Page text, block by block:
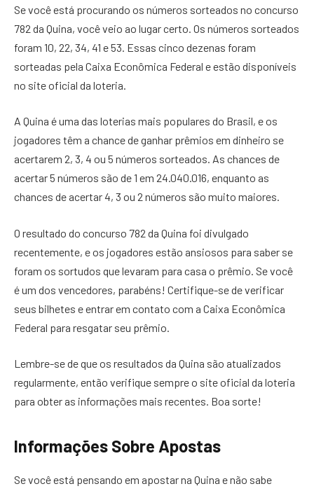
Se você está procurando os números sorteados no concurso
782 da Quina, você veio ao lugar certo. Os números sorteados
foram 10, 22, 34, 41 e 53. Essas cinco dezenas foram
sorteadas pela Caixa Econômica Federal e estão disponíveis
no site oficial da loteria.
A Quina é uma das loterias mais populares do Brasil, e os
jogadores têm a chance de ganhar prêmios em dinheiro se
acertarem 2, 3, 4 ou 5 números sorteados. As chances de
acertar 5 números são de 1 em 24.040.016, enquanto as
chances de acertar 4, 3 ou 2 números são muito maiores.
O resultado do concurso 782 da Quina foi divulgado
recentemente, e os jogadores estão ansiosos para saber se
foram os sortudos que levaram para casa o prêmio. Se você
é um dos vencedores, parabéns! Certifique-se de verificar
seus bilhetes e entrar em contato com a Caixa Econômica
Federal para resgatar seu prêmio.
Lembre-se de que os resultados da Quina são atualizados
regularmente, então verifique sempre o site oficial da loteria
para obter as informações mais recentes. Boa sorte!
Informações Sobre Apostas
Se você está pensando em apostar na Quina e não sabe